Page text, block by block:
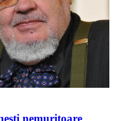
nemuritoare